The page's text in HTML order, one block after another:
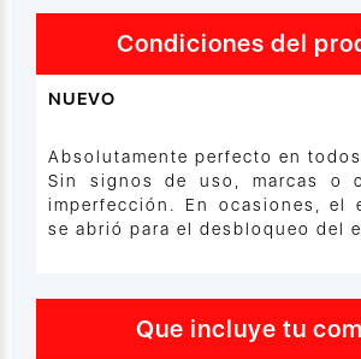
Condiciones del
NUEVO
Absolutamente perfecto en
Sin signos de uso, marcas o
imperfección. En ocasiones, el
se abrió para el desbloqueo del
Que incluye tu